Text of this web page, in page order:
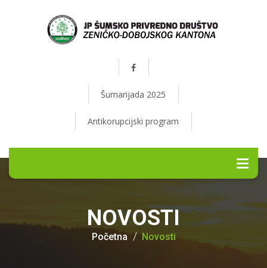
Šumarijada 2025
Antikorupcijski program
NOVOSTI
Početna Novosti